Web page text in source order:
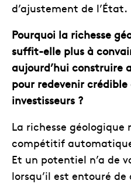
d’ajustement de l’État.
Pourquoi la richesse
suffit-elle plus à
aujourd’hui construire
pour redevenir crédible
investisseurs ?
La richesse géologique
compétitif
Et un potentiel n’a de
lorsqu’il est entouré